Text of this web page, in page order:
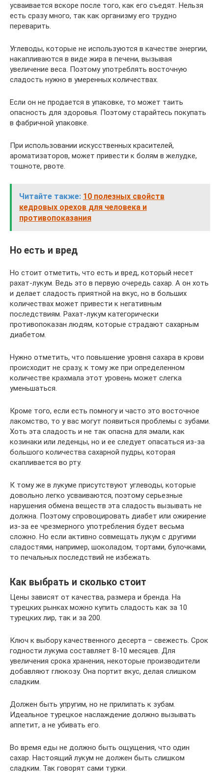
усваивается вскоре после того, как его съедят. Нельзя
есть сразу много, так как организму его трудно
переварить.
Углеводы, которые не используются в качестве энергии,
накапливаются в виде жира в печени, вызывая
увеличение веса. Поэтому употреблять восточную
сладость нужно в умеренных количествах.
Если он не продается в упаковке, то может таить
опасность для здоровья. Поэтому старайтесь покупать
в фабричной упаковке.
При использовании искусственных красителей,
ароматизаторов, может привести к болям в желудке,
тошноте, рвоте.
Читайте также: 10 полезных свойств
кедровых орехов для человека и
противопоказания
Но есть и вред
Но стоит отметить, что есть и вред, который несет
рахат-лукум. Ведь это в первую очередь сахар. А он хоть
и делает сладость приятной на вкус, но в больших
количествах может привести к негативным
последствиям. Рахат-лукум категорически
противопоказан людям, которые страдают сахарным
диабетом.
Нужно отметить, что повышение уровня сахара в крови
происходит не сразу, к тому же при определенном
количестве крахмала этот уровень может слегка
уменьшаться.
Кроме того, если есть помногу и часто это восточное
лакомство, то у вас могут появиться проблемы с зубами.
Хоть эта сладость и не так опасна для эмали, как
козинаки или леденцы, но и ее следует опасаться из-за
большого количества сахарной пудры, которая
скапливается во рту.
К тому же в лукуме присутствуют углеводы, которые
довольно легко усваиваются, поэтому серьезные
нарушения обмена веществ эта сладость вызывать не
должна. Поэтому спровоцировать диабет или ожирение
из-за ее чрезмерного употребления будет весьма
сложно. Но если активно совмещать лукум с другими
сладостями, например, шоколадом, тортами, булочками,
то печальных последствий не избежать.
Как выбрать и сколько стоит
Цены зависят от качества, размера и бренда. На
турецких рынках можно купить сладость как за 10
турецких лир, так и за 200.
Ключ к выбору качественного десерта – свежесть. Срок
годности лукума составляет 8-10 месяцев. Для
увеличения срока хранения, некоторые производители
добавляют глюкозу. Она портит вкус, делая слишком
сладким.
Должен быть упругим, но не прилипать к зубам.
Идеальное турецкое наслаждение должно вызывать
аппетит, а не убивать его.
Во время еды не должно быть ощущения, что один
сахар. Настоящий лукум не должен быть слишком
сладким. Так говорят сами турки.